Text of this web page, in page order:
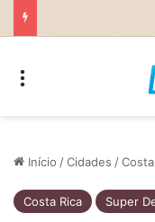
Início /Cidades /
Costa Rica Super